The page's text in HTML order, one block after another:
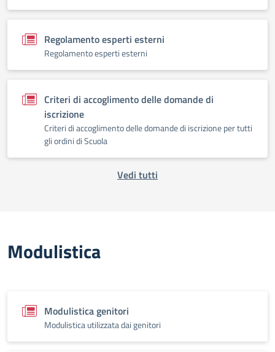
Regolamento esperti esterni
Regolamento esperti esterni
Criteri di accoglimento delle domande di
iscrizione
Criteri di accoglimento delle domande di iscrizione per tutti
gli ordini di Scuola
Vedi tutti
Modulistica
Modulistica genitori
Modulistica utilizzata dai genitori